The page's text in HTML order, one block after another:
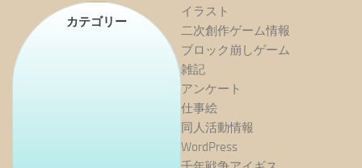
カテゴリー
イラスト
二次創作ゲーム情報
ブロック崩しゲーム
雑記
アンケート
仕事絵
同人活動情報
WordPress